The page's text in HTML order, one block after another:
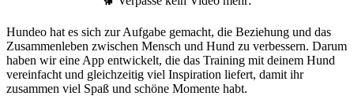
Hundeo hat es sich zur Aufgabe gemacht, die Beziehung und das
Zusammenleben zwischen Mensch und Hund zu verbessern. Darum
haben wir eine App entwickelt, die das Training mit deinem Hund
vereinfacht und gleichzeitig viel Inspiration liefert, damit ihr
zusammen viel Spaß und schöne Momente habt.